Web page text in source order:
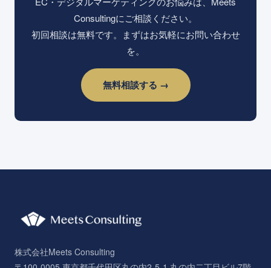
Consultingにご相談ください。
初回相談は無料です。まずはお気軽にお問い合わせ
を。
無料相談する →
株式会社Meets Consulting